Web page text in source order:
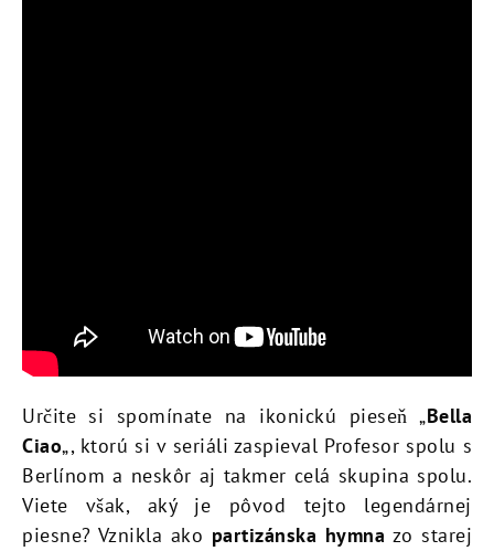
Určite si spomínate na ikonickú pieseň „Bella
Ciao„, ktorú si v seriáli zaspieval Profesor spolu s
Berlínom a neskôr aj takmer celá skupina spolu.
Viete však, aký je pôvod tejto legendárnej
piesne? Vznikla ako partizánska hymna zo starej